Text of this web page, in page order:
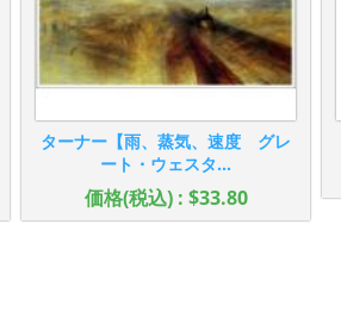
ターナー【雨、蒸気、速度 グレ
ート・ウェスタ...
価格(税込) : $33.80